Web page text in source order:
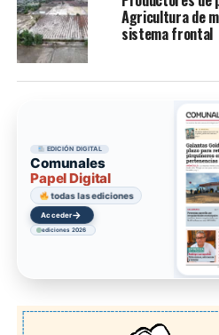
Agricultura de
sistema frontal
EDICIÓN DIGITAL
Comunales
Papel Digital
todas las ediciones
Acceder→
ediciones 2026